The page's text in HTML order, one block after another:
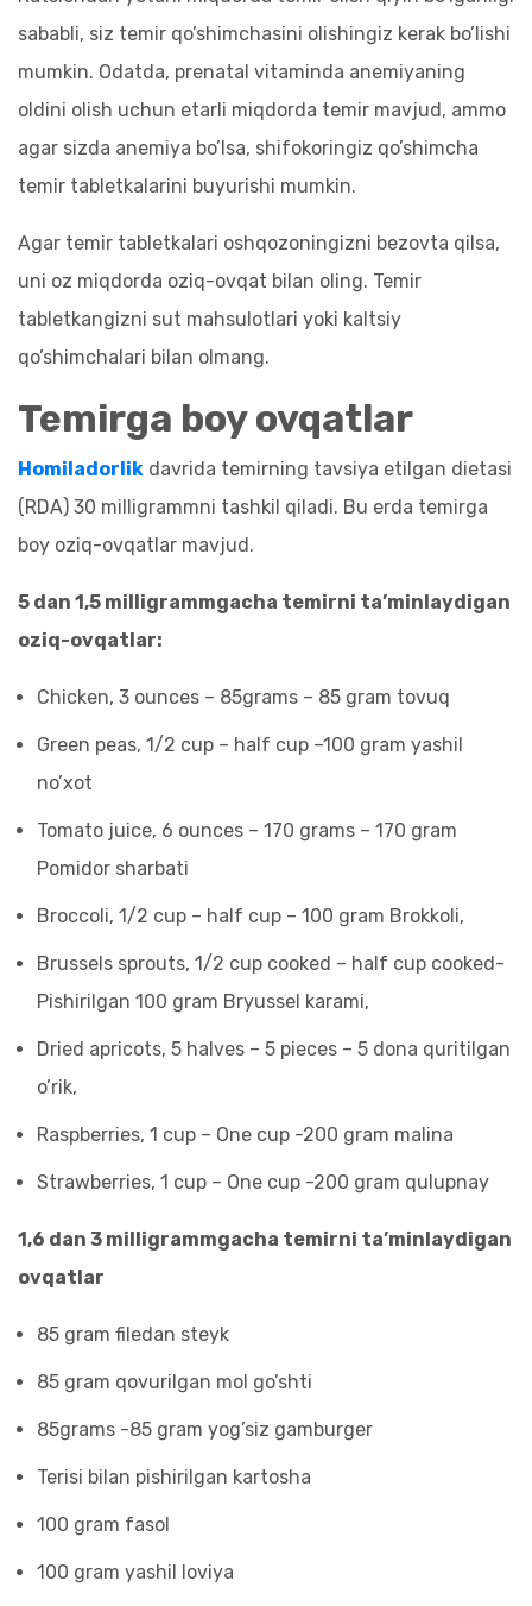
sababli, siz temir qo’shimchasini olishingiz kerak bo’lishi
mumkin. Odatda, prenatal vitaminda anemiyaning
oldini olish uchun etarli miqdorda temir mavjud, ammo
agar sizda anemiya bo’lsa, shifokoringiz qo’shimcha
temir tabletkalarini buyurishi mumkin.
Agar temir tabletkalari oshqozoningizni bezovta qilsa,
uni oz miqdorda oziq-ovqat bilan oling. Temir
tabletkangizni sut mahsulotlari yoki kaltsiy
qo’shimchalari bilan olmang.
Temirga boy ovqatlar
Homiladorlik davrida temirning tavsiya etilgan dietasi
(RDA) 30 milligrammni tashkil qiladi. Bu erda temirga
boy oziq-ovqatlar mavjud.
5 dan 1,5 milligrammgacha temirni ta’minlaydigan
oziq-ovqatlar:
Chicken, 3 ounces – 85grams – 85 gram tovuq
Green peas, 1/2 cup – half cup –100 gram yashil
no’xot
Tomato juice, 6 ounces – 170 grams – 170 gram
Pomidor sharbati
Broccoli, 1/2 cup – half cup – 100 gram Brokkoli,
Brussels sprouts, 1/2 cup cooked – half cup cooked-
Pishirilgan 100 gram Bryussel karami,
Dried apricots, 5 halves – 5 pieces – 5 dona quritilgan
o’rik,
Raspberries, 1 cup – One cup -200 gram malina
Strawberries, 1 cup – One cup -200 gram qulupnay
1,6 dan 3 milligrammgacha temirni ta’minlaydigan
ovqatlar
85 gram filedan steyk
85 gram qovurilgan mol go’shti
85grams -85 gram yog’siz gamburger
Terisi bilan pishirilgan kartosha
100 gram fasol
100 gram yashil loviya